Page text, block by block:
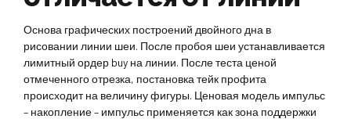
Основа графических построений двойного дна в
рисовании линии шеи. После пробоя шеи устанавливается
лимитный ордер buy на линии. После теста ценой
отмеченного отрезка, постановка тейк профита
происходит на величину фигуры. Ценовая модель импульс
– накопление – импульс применяется как зона поддержки